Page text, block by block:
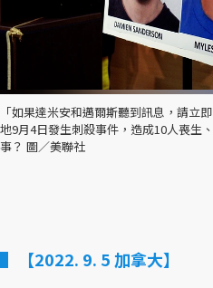
「如果達米安和邁爾斯聽到訊息，請立
地9月4日發生刺殺事件，造成10人喪生
事？ 圖／美聯社
【2022. 9. 5 加拿大】